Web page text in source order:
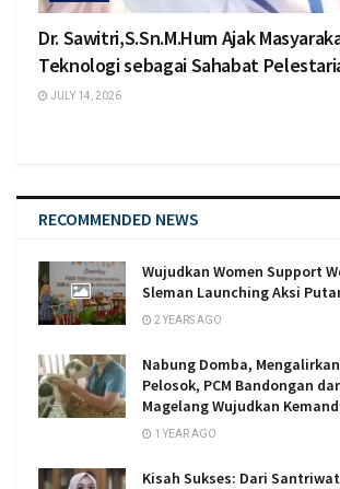
Dr. Sawitri,S.Sn.M.Hum Ajak
Teknologi sebagai Sahabat
JULY 14, 2026
RECOMMENDED NEWS
Wujudkan Women Support
Sleman Launching Aksi
2 YEARS AGO
Nabung Domba,
Pelosok, PCM Bandongan
Magelang Wujudkan
1 YEAR AGO
Kisah Sukses: Dari